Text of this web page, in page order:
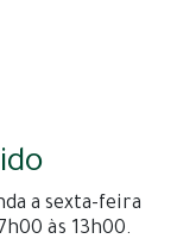
a sexta-feira
às 13h00.